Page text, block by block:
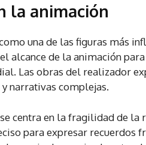
la animación
una de las figuras más
alcance de la animación
Las obras del realizador
narrativas complejas.
centra en la fragilidad de
para expresar recuerdos